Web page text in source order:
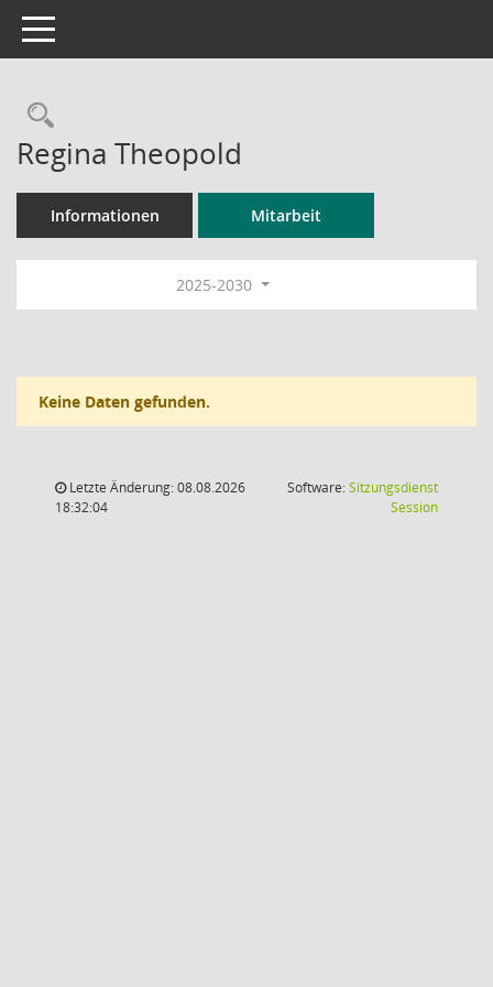
Toggle navigation
Rechercheauswahl
Regina Theopold
Informationen Mitarbeit
2025-2030
Keine Daten gefunden.
Letzte Änderung: 08.08.2026
18:32:04
Software:Sitzungsdienst
Session(Wird in